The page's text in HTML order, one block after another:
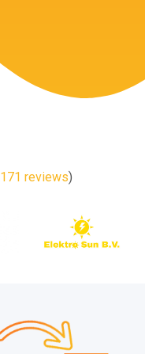
171 reviews)